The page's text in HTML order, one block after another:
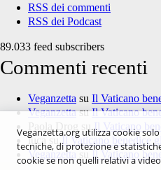
RSS dei commenti
RSS dei Podcast
89.033 feed subscribers
Commenti recenti
Veganzetta su Il Vaticano
VeganzettasuIl Vaticano
Paola Drog suIl Vaticano
luca suIl Vaticano benedice
Veganzetta su Il Vaticano
Veganzetta.org utilizza cookie
tecniche, di protezione e
cookie se non quelli relativi a